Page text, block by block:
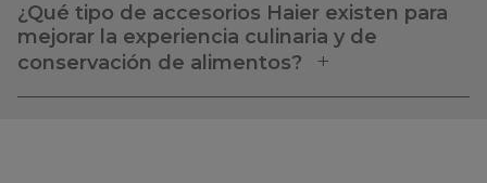
¿Qué tipo de accesorios Haier existen para
mejorar la experiencia culinaria y de
conservación de alimentos?